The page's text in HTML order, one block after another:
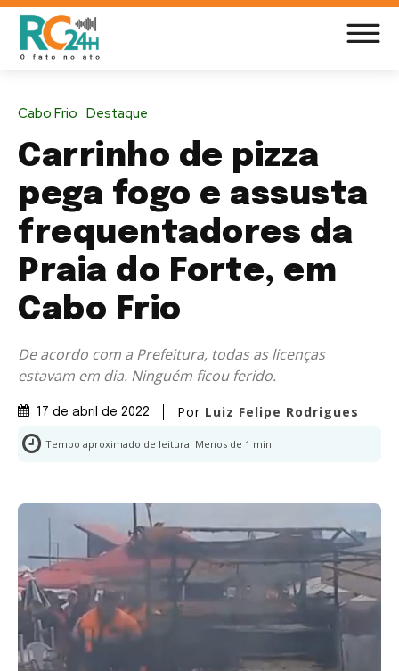
Cabo Frio Destaque
Carrinho de pizza
pega fogo e assusta
frequentadores da
Praia do Forte, em
Cabo Frio
De acordo com a Prefeitura, todas as licenças
estavam em dia. Ninguém ficou ferido.
17 de abril de 2022 Por Luiz Felipe Rodrigues
Tempo aproximado de leitura: Menos de 1 min.